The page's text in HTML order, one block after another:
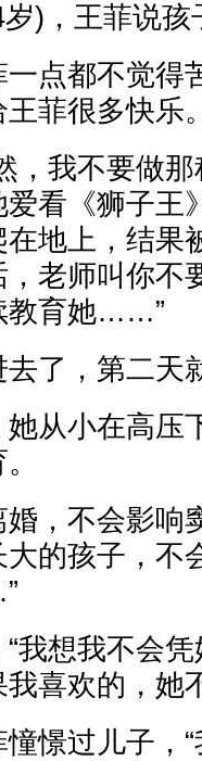
)，王菲说孩
点都不觉得
菲很多快乐
，我不要做
看《狮子王
地上，结果
老师叫你不
教育她……”
了，第二天
从小在高压
，不会影响
的孩子，不
我想我不会
喜欢的，她
憬过儿子，